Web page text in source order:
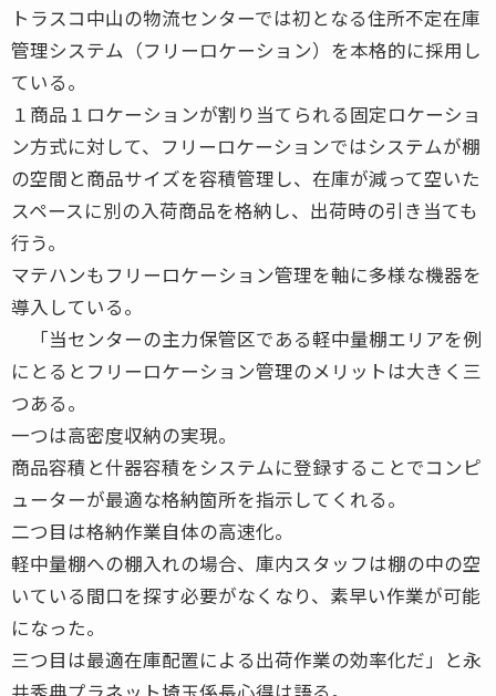
トラスコ中山の物流センターでは初となる住所不定在庫
管理システム（フリーロケーション）を本格的に採用し
ている。
１商品１ロケーションが割り当てられる固定ロケーショ
ン方式に対して、フリーロケーションではシステムが棚
の空間と商品サイズを容積管理し、在庫が減って空いた
スペースに別の入荷商品を格納し、出荷時の引き当ても
行う。
マテハンもフリーロケーション管理を軸に多様な機器を
導入している。
「当センターの主力保管区である軽中量棚エリアを例
にとるとフリーロケーション管理のメリットは大きく三
つある。
一つは高密度収納の実現。
商品容積と什器容積をシステムに登録することでコンピ
ューターが最適な格納箇所を指示してくれる。
二つ目は格納作業自体の高速化。
軽中量棚への棚入れの場合、庫内スタッフは棚の中の空
いている間口を探す必要がなくなり、素早い作業が可能
になった。
三つ目は最適在庫配置による出荷作業の効率化だ」と永